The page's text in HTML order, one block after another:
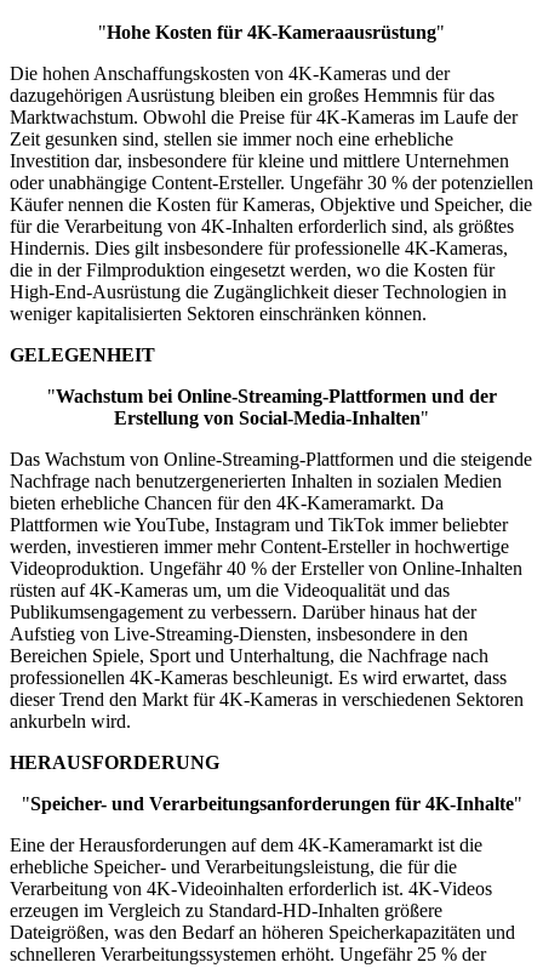
"Hohe Kosten für 4K-Kameraausrüstung"
Die hohen Anschaffungskosten von 4K-Kameras und der
dazugehörigen Ausrüstung bleiben ein großes Hemmnis für das
Marktwachstum. Obwohl die Preise für 4K-Kameras im Laufe der
Zeit gesunken sind, stellen sie immer noch eine erhebliche
Investition dar, insbesondere für kleine und mittlere Unternehmen
oder unabhängige Content-Ersteller. Ungefähr 30 % der potenziellen
Käufer nennen die Kosten für Kameras, Objektive und Speicher, die
für die Verarbeitung von 4K-Inhalten erforderlich sind, als größtes
Hindernis. Dies gilt insbesondere für professionelle 4K-Kameras,
die in der Filmproduktion eingesetzt werden, wo die Kosten für
High-End-Ausrüstung die Zugänglichkeit dieser Technologien in
weniger kapitalisierten Sektoren einschränken können.
GELEGENHEIT
"Wachstum bei Online-Streaming-Plattformen und der
Erstellung von Social-Media-Inhalten"
Das Wachstum von Online-Streaming-Plattformen und die steigende
Nachfrage nach benutzergenerierten Inhalten in sozialen Medien
bieten erhebliche Chancen für den 4K-Kameramarkt. Da
Plattformen wie YouTube, Instagram und TikTok immer beliebter
werden, investieren immer mehr Content-Ersteller in hochwertige
Videoproduktion. Ungefähr 40 % der Ersteller von Online-Inhalten
rüsten auf 4K-Kameras um, um die Videoqualität und das
Publikumsengagement zu verbessern. Darüber hinaus hat der
Aufstieg von Live-Streaming-Diensten, insbesondere in den
Bereichen Spiele, Sport und Unterhaltung, die Nachfrage nach
professionellen 4K-Kameras beschleunigt. Es wird erwartet, dass
dieser Trend den Markt für 4K-Kameras in verschiedenen Sektoren
ankurbeln wird.
HERAUSFORDERUNG
"Speicher- und Verarbeitungsanforderungen für 4K-Inhalte"
Eine der Herausforderungen auf dem 4K-Kameramarkt ist die
erhebliche Speicher- und Verarbeitungsleistung, die für die
Verarbeitung von 4K-Videoinhalten erforderlich ist. 4K-Videos
erzeugen im Vergleich zu Standard-HD-Inhalten größere
Dateigrößen, was den Bedarf an höheren Speicherkapazitäten und
schnelleren Verarbeitungssystemen erhöht. Ungefähr 25 % der